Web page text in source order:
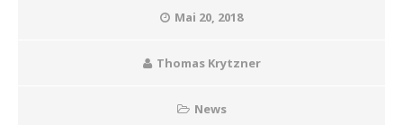
Mai 20, 2018
Thomas Krytzner
News